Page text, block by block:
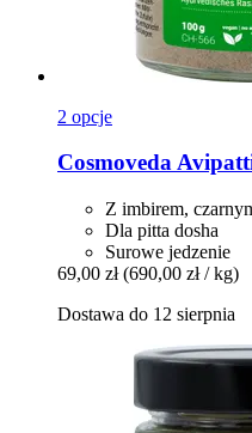
2 opcje
Cosmoveda
Z imbirem,
Dla pitta dosha
Surowe jedzenie
69,00 zł (690,00 zł / kg)
Dostawa do 12 sierpnia